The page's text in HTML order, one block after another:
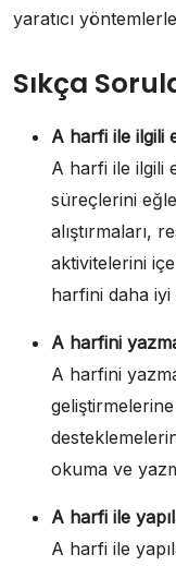
yaratıcı
Sıkça
A harfi ile ilgili
A harfi ile ilgili
süreçlerini
alıştırmaları,
aktivitelerini
harfini daha iyi
A harfini
A harfini
okuma ve
A harfi ile
A harfi ile